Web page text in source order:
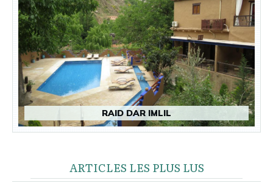
RAID DAR IMLIL
ARTICLES LES PLUS LUS